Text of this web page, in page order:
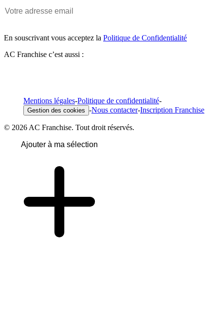
En souscrivant vous acceptez la Politique de Confidentialité
AC Franchise c’est aussi :
Mentions légales-Politique de confidentialité-
Gestion des cookies -Nous contacter-Inscription Franchise
© 2026 AC Franchise. Tout droit réservés.
Ajouter à ma sélection